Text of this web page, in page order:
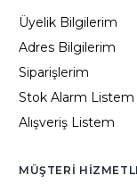
Üyelik Bilgilerim
Adres Bilgilerim
Siparişlerim
Stok Alarm Listem
Alışveriş Listem
MÜŞTERI